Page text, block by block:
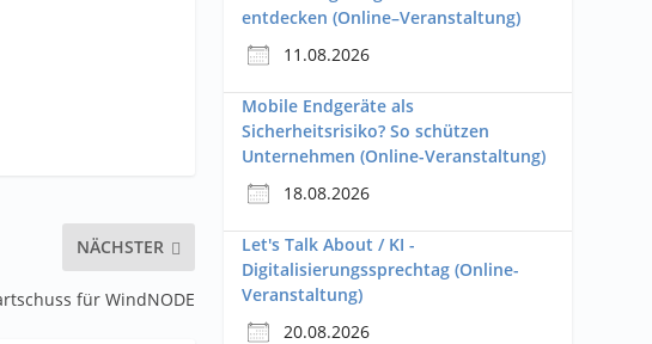
NÄCHSTER
für WindNODE
entdecken (Online–Veranstaltung)
11.08.2026
Mobile Endgeräte als
Sicherheitsrisiko? So schützen
Unternehmen (Online-Veranstaltung)
18.08.2026
Let's Talk About / KI -
Digitalisierungssprechtag (Online-
Veranstaltung)
20.08.2026